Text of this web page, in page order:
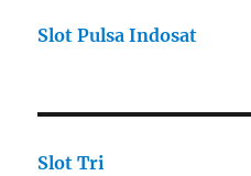
Slot Pulsa Indosat
Slot Tri